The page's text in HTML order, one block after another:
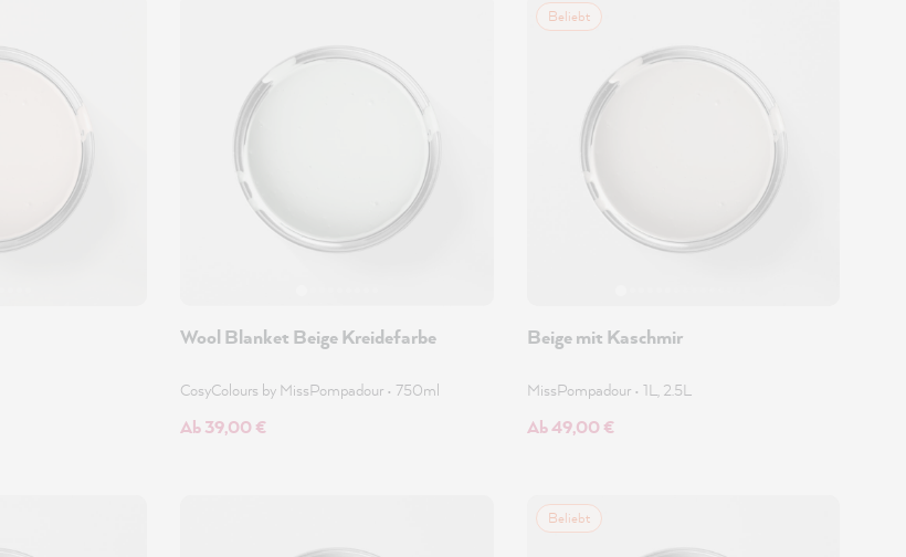
Wool Blanket Beige Kreidefarbe
CosyColours by MissPompadour • 750ml
Ab 39,00 €
Beliebt
Beige mit Kaschmir
MissPompadour • 1L, 2.5L
Ab 49,00 €
Beliebt